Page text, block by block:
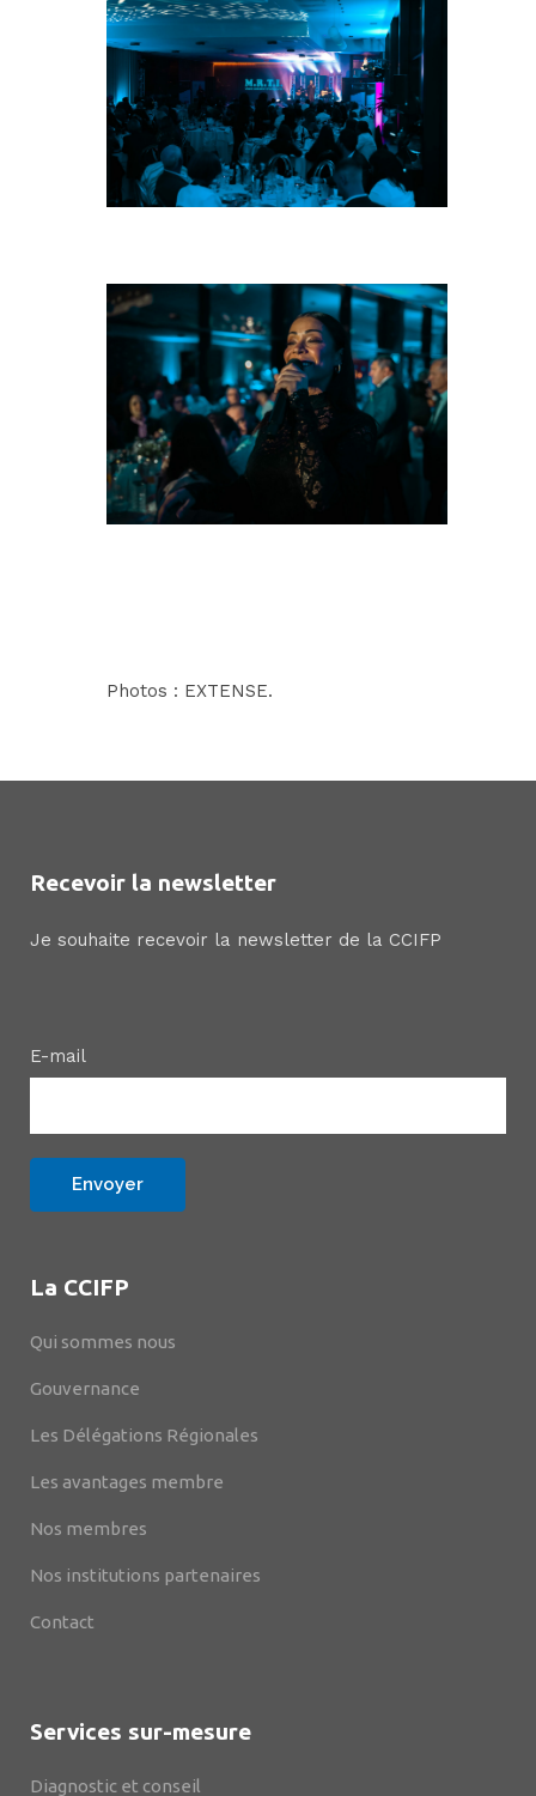
Photos : EXTENSE.
Recevoir la newsletter
Je souhaite recevoir la newsletter de la CCIFP
E-mail
La CCIFP
Qui sommes nous
Gouvernance
Les Délégations Régionales
Les avantages membre
Nos membres
Nos institutions partenaires
Contact
Services sur-mesure
Diagnostic et conseil